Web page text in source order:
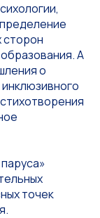
сторон
А
о
точек